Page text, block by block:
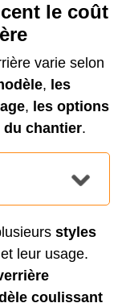
le coût
varie selon
, les
, les options
du chantier.
styles
leur usage.
coulissant